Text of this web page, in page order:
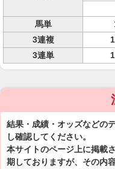
馬単
3連複
3連単
結果・成績・オッズなどの
し確認してください。
本サイトのページ上に掲載
期しておりますが、その内